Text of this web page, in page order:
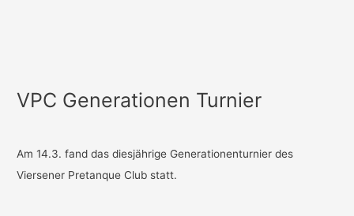
VPC Generationen Turnier
Am 14.3. fand das diesjährige Generationenturnier des
Viersener Pretanque Club statt.